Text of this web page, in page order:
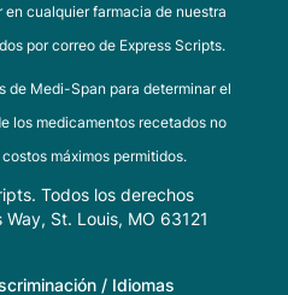
cualquier farmacia de nuestra
por correo de Express Scripts.
de Medi-Span para determinar el
los medicamentos recetados no
máximos permitidos.
Todos los derechos
St. Louis, MO 63121
/ Idiomas